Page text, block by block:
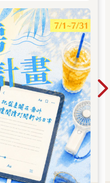
他是抱持希望我接受現實的
意料之外的答案。
而已，我會繼續以這間學校
堅定的模樣，才沒有再多加
教室了。
是我自己。即便這個決定有
想要放手一搏，於是我逢人就